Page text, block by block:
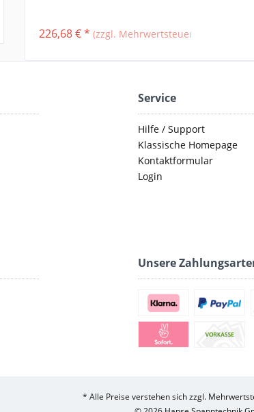
226,68 € *(zzgl. Mehrwertsteuer)
Service
Hilfe / Support
Klassische Homepage
Kontaktformular
Login
Unsere
* Alle Preise verstehen sich zzgl.